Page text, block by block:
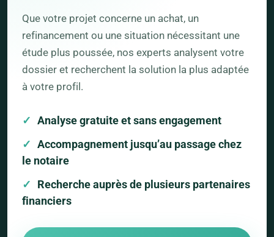
Que votre projet concerne un achat, un
refinancement ou une situation nécessitant une
étude plus poussée, nos experts analysent votre
dossier et recherchent la solution la plus adaptée
à votre profil.
Analyse gratuite et sans engagement
Accompagnement jusqu’au passage chez
le notaire
Recherche auprès de plusieurs partenaires
financiers